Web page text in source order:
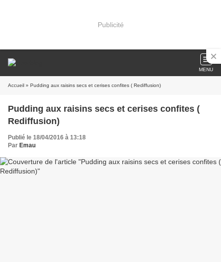
Publicité
MENU
Accueil » Pudding aux raisins secs et cerises confites ( Rediffusion)
Pudding aux raisins secs et cerises confites (
Rediffusion)
Publié le 18/04/2016 à 13:18
Par Emau